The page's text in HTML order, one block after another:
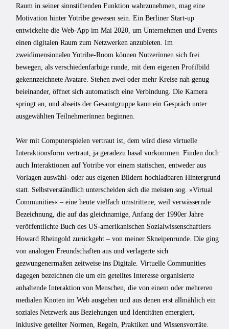
Raum in seiner sinnstiftenden Funktion wahrzunehmen, mag eine
Motivation hinter Yotribe gewesen sein. Ein Berliner Start-up
entwickelte die Web-App im Mai 2020, um Unternehmen und Events
einen digitalen Raum zum Netzwerken anzubieten. Im
zweidimensionalen Yotribe-Room können Nutzerïnnen sich frei
bewegen, als verschiedenfarbige runde, mit dem eigenen Profilbild
gekennzeichnete Avatare. Stehen zwei oder mehr Kreise nah genug
beieinander, öffnet sich automatisch eine Verbindung. Die Kamera
springt an, und abseits der Gesamtgruppe kann ein Gespräch unter
ausgewählten Teilnehmerïnnen beginnen.
Wer mit Computerspielen vertraut ist, dem wird diese virtuelle
Interaktionsform vertraut, ja geradezu basal vorkommen. Finden doch
auch Interaktionen auf Yotribe vor einem statischen, entweder aus
Vorlagen auswähl- oder aus eigenen Bildern hochladbaren Hintergrund
statt. Selbstverständlich unterscheiden sich die meisten sog. »Virtual
Communities« – eine heute vielfach umstrittene, weil verwässernde
Bezeichnung, die auf das gleichnamige, Anfang der 1990er Jahre
veröffentlichte Buch des US-amerikanischen Sozialwissenschaftlers
Howard Rheingold zurückgeht – von meiner Skneipenrunde. Die ging
von analogen Freundschaften aus und verlagerte sich
gezwungenermaßen zeitweise ins Digitale. Virtuelle Communities
dagegen bezeichnen die um ein geteiltes Interesse organisierte
anhaltende Interaktion von Menschen, die von einem oder mehreren
medialen Knoten im Web ausgehen und aus denen erst allmählich ein
soziales Netzwerk aus Beziehungen und Identitäten emergiert,
inklusive geteilter Normen, Regeln, Praktiken und Wissensvorräte.